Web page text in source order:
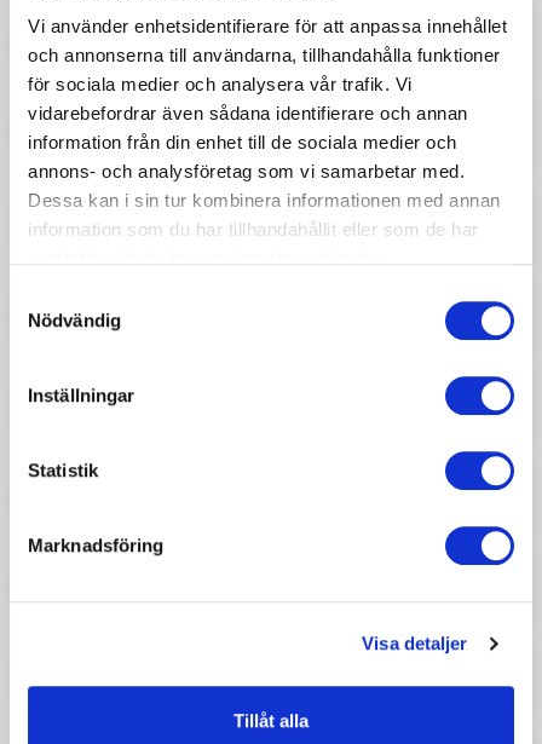
Vi använder enhetsidentifierare för att anpassa innehållet
och annonserna till användarna, tillhandahålla funktioner
för sociala medier och analysera vår trafik. Vi
vidarebefordrar även sådana identifierare och annan
information från din enhet till de sociala medier och
annons- och analysföretag som vi samarbetar med.
Dessa kan i sin tur kombinera informationen med annan
information som du har tillhandahållit eller som de har
Nödvändig
Inställningar
Statistik
Marknadsföring
Visa detaljer
Tillåt alla
Pris
217 :-
Cribble Craft - Cribble
Kitchen
Pris
217 :-
Cribble Craft - Cribble
Livingroom
297 :-
Cribble Craft - Cribble Base
487 :-